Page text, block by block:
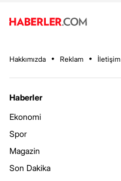
Hakkımızda Reklam İletişim
Haberler
Ekonomi
Spor
Magazin
Son Dakika